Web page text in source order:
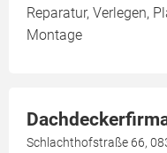
Reparatur, Verlegen,
Montage
Schlachthofstraße 66,